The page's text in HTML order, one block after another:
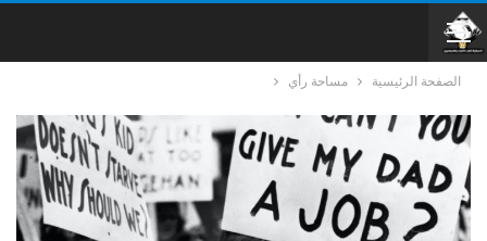
الصفحة الرئيسية مساحة رأي